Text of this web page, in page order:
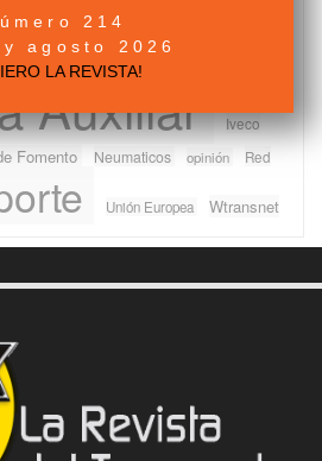
Camiones
Fabricantes Ferias
Auxiliar Iveco
Fomento Neumaticos opinión Red
Unión Europea Wtransnet
214
agosto 2026
LA REVISTA!